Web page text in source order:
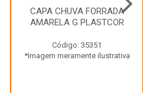
CAPA CHUVA FORRADA
AMARELA G PLASTCOR
Código: 35351
*Imagem meramente ilustrativa